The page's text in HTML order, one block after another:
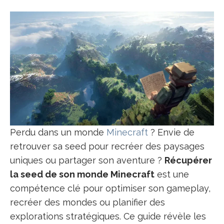
Perdu dans un monde Minecraft ? Envie de
retrouver sa seed pour recréer des paysages
uniques ou partager son aventure ? Récupérer
la seed de son monde Minecraft est une
compétence clé pour optimiser son gameplay,
recréer des mondes ou planifier des
explorations stratégiques. Ce guide révèle les